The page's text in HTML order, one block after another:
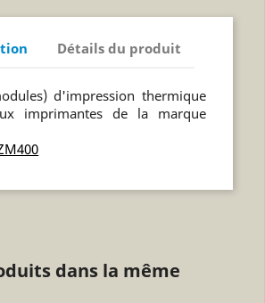
Détails du produit
d'impression thermique
imprimantes de la marque
dans la même